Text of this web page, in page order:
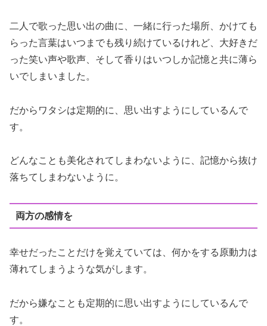
二人で歌った思い出の曲に、一緒に行った場所、かけても
らった言葉はいつまでも残り続けているけれど、大好きだ
った笑い声や歌声、そして香りはいつしか記憶と共に薄ら
いでしまいました。
だからワタシは定期的に、思い出すようにしているんで
す。
どんなことも美化されてしまわないように、記憶から抜け
落ちてしまわないように。
両方の感情を
幸せだったことだけを覚えていては、何かをする原動力は
薄れてしまうような気がします。
だから嫌なことも定期的に思い出すようにしているんで
す。